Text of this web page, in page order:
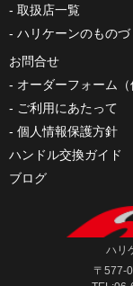
取扱店一覧
ハリケーンのものづ
お問合せ
オーダーフォーム（
ご利用にあたって
個人情報保護方針
ハンドル交換ガイド
ブログ
ハリ
〒577-